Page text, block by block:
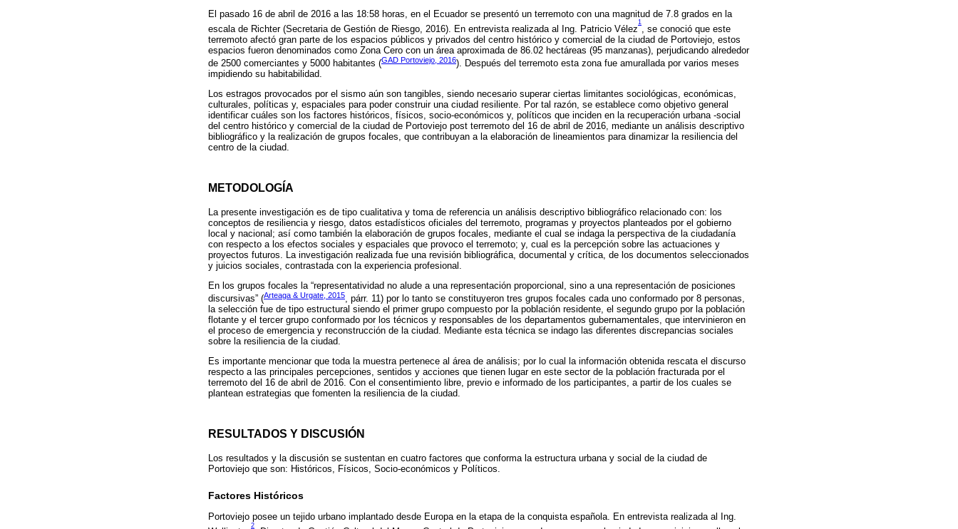
El pasado 16 de abril de 2016 a las 18:58 horas, en el Ecuador se presentó un terremoto con una magnitud de 7.8 grados en la
escala de Richter (Secretaria de Gestión de Riesgo, 2016). En entrevista realizada al Ing. Patricio Vélez
1
, se conoció que este
terremoto afectó gran parte de los espacios públicos y privados del centro histórico y comercial de la ciudad de Portoviejo, estos
espacios fueron denominados como Zona Cero con un área aproximada de 86.02 hectáreas (95 manzanas), perjudicando alrededor
de 2500 comerciantes y 5000 habitantes (GAD Portoviejo, 2016). Después del terremoto esta zona fue amurallada por varios meses
impidiendo su habitabilidad.
Los estragos provocados por el sismo aún son tangibles, siendo necesario superar ciertas limitantes sociológicas, económicas,
culturales, políticas y, espaciales para poder construir una ciudad resiliente. Por tal razón, se establece como objetivo general
identificar cuáles son los factores históricos, físicos, socio-económicos y, políticos que inciden en la recuperación urbana -social
del centro histórico y comercial de la ciudad de Portoviejo post terremoto del 16 de abril de 2016, mediante un análisis descriptivo
bibliográfico y la realización de grupos focales, que contribuyan a la elaboración de lineamientos para dinamizar la resiliencia del
centro de la ciudad.
METODOLOGÍA
La presente investigación es de tipo cualitativa y toma de referencia un análisis descriptivo bibliográfico relacionado con: los
conceptos de resiliencia y riesgo, datos estadísticos oficiales del terremoto, programas y proyectos planteados por el gobierno
local y nacional; así como también la elaboración de grupos focales, mediante el cual se indaga la perspectiva de la ciudadanía
con respecto a los efectos sociales y espaciales que provoco el terremoto; y, cual es la percepción sobre las actuaciones y
proyectos futuros. La investigación realizada fue una revisión bibliográfica, documental y crítica, de los documentos seleccionados
y juicios sociales, contrastada con la experiencia profesional.
En los grupos focales la “representatividad no alude a una representación proporcional, sino a una representación de posiciones
discursivas” (Arteaga & Urgate, 2015, párr. 11) por lo tanto se constituyeron tres grupos focales cada uno conformado por 8 personas,
la selección fue de tipo estructural siendo el primer grupo compuesto por la población residente, el segundo grupo por la población
flotante y el tercer grupo conformado por los técnicos y responsables de los departamentos gubernamentales, que intervinieron en
el proceso de emergencia y reconstrucción de la ciudad. Mediante esta técnica se indago las diferentes discrepancias sociales
sobre la resiliencia de la ciudad.
Es importante mencionar que toda la muestra pertenece al área de análisis; por lo cual la información obtenida rescata el discurso
respecto a las principales percepciones, sentidos y acciones que tienen lugar en este sector de la población fracturada por el
terremoto del 16 de abril de 2016. Con el consentimiento libre, previo e informado de los participantes, a partir de los cuales se
plantean estrategias que fomenten la resiliencia de la ciudad.
RESULTADOS Y DISCUSIÓN
Los resultados y la discusión se sustentan en cuatro factores que conforma la estructura urbana y social de la ciudad de
Portoviejo que son: Históricos, Físicos, Socio-económicos y Políticos.
Factores Históricos
Portoviejo posee un tejido urbano implantado desde Europa en la etapa de la conquista española. En entrevista realizada al Ing.
2